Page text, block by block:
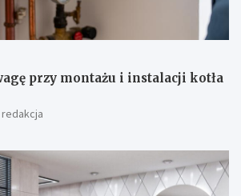
przy montażu i instalacji kotła
redakcja